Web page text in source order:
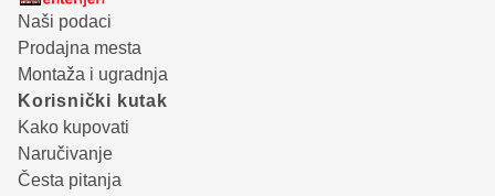
Naši podaci
Prodajna mesta
Montaža i ugradnja
Korisnički kutak
Kako kupovati
Naručivanje
Česta pitanja